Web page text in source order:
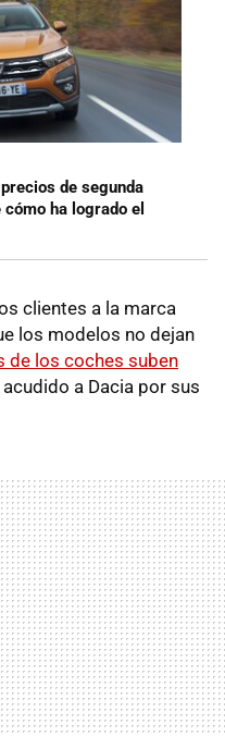
de segunda
ha logrado el
clientes a la marca
los modelos no dejan
de los coches suben
a Dacia por sus